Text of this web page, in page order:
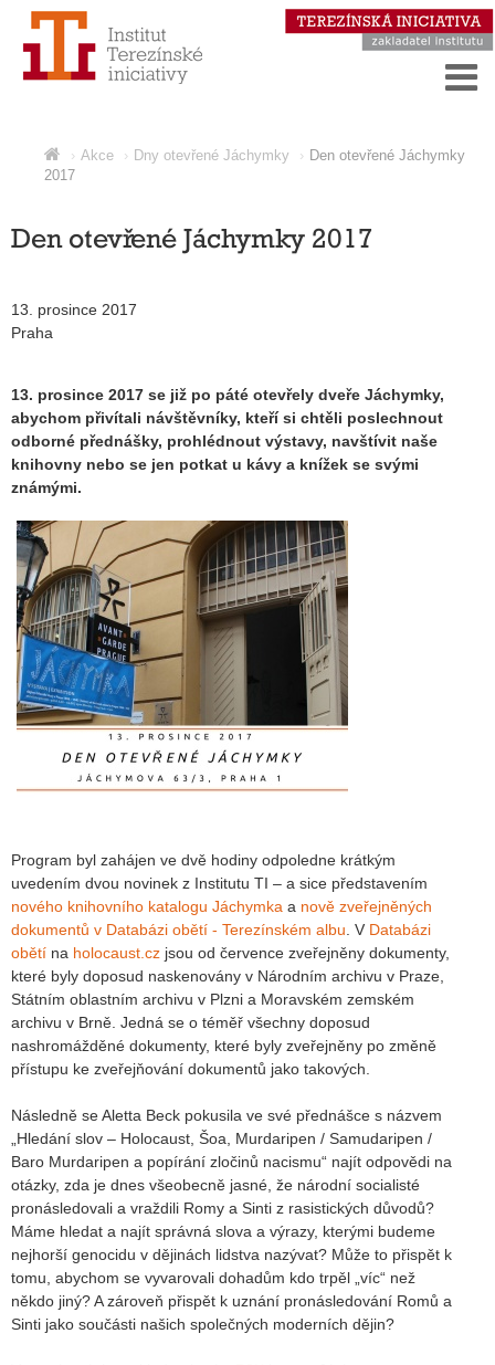
Akce Dny otevřené Jáchymky
Den otevřené Jáchymky
2017
Den otevřené Jáchymky 2017
13. prosince 2017
Praha
13. prosince 2017 se již po páté otevřely dveře Jáchymky,
abychom přivítali návštěvníky, kteří si chtěli poslechnout
odborné přednášky, prohlédnout výstavy, navštívit naše
knihovny nebo se jen potkat u kávy a knížek se svými
známými.
Program byl zahájen ve dvě hodiny odpoledne krátkým
uvedením dvou novinek z Institutu TI – a sice představením
nového knihovního katalogu Jáchymka a nově zveřejněných
dokumentů v Databázi obětí - Terezínském albu . V Databázi
obětí na holocaust.cz jsou od července zveřejněny dokumenty,
které byly doposud naskenovány v Národním archivu v Praze,
Státním oblastním archivu v Plzni a Moravském zemském
archivu v Brně. Jedná se o téměř všechny doposud
nashromážděné dokumenty, které byly zveřejněny po změně
přístupu ke zveřejňování dokumentů jako takových.
Následně se Aletta Beck pokusila ve své přednášce s názvem
„Hledání slov – Holocaust, Šoa, Murdaripen / Samudaripen /
Baro Murdaripen a popírání zločinů nacismu“ najít odpovědi na
otázky, zda je dnes všeobecně jasné, že národní socialisté
pronásledovali a vraždili Romy a Sinti z rasistických důvodů?
Máme hledat a najít správná slova a výrazy, kterými budeme
nejhorší genocidu v dějinách lidstva nazývat? Může to přispět k
tomu, abychom se vyvarovali dohadům kdo trpěl „víc“ než
někdo jiný? A zároveň přispět k uznání pronásledování Romů a
Sinti jako součásti našich společných moderních dějin?